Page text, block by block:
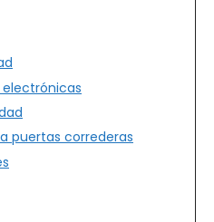
puertas correderas